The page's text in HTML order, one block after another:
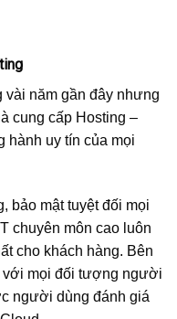
vài năm gần đây nhưng
cung cấp Hosting –
hành uy tín của mọi
bảo mật tuyệt đối mọi
chuyên môn cao luôn
cho khách hàng. Bên
với mọi đối tượng người
người dùng đánh giá